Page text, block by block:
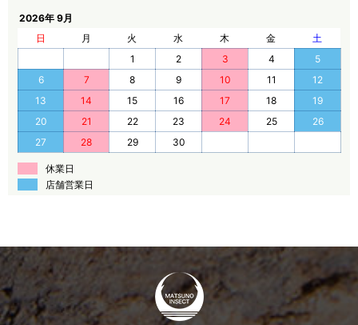
2026年 9月
日
月 火 水 木 金
土
1
2 3 4
5
6
7 8 9 10 11
12
13
14 15 16 17 18
19
20
21 22 23 24 25
26
27
28 29 30
休業日
店舗営業日